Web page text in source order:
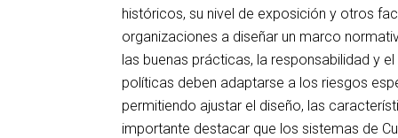
históricos, su nivel de exposición y otros
organizaciones a diseñar un marco
las buenas prácticas, la responsabilidad y
políticas deben adaptarse a los riesgos
permitiendo ajustar el diseño, las
importante destacar que los sistemas de